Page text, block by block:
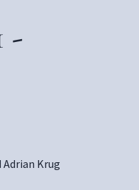
-
Adrian Krug